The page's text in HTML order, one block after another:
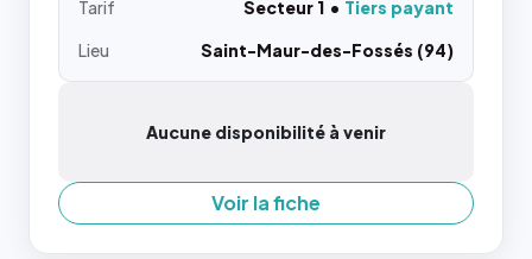
Tarif Secteur 1
Tiers payant
Lieu
Saint-Maur-des-Fossés (94)
Aucune disponibilité à venir
Voir la fiche